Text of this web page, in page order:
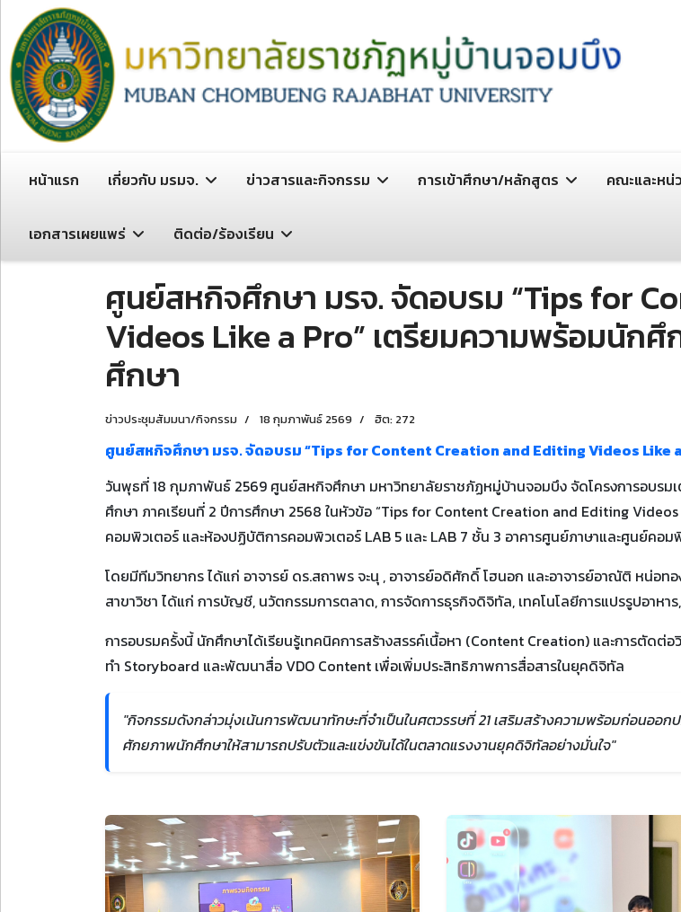
หน้าแรก เกี่ยวกับ มรมจ. ข่าวสารและกิจกรรม การเข้าศึกษา/หลักสูตร คณะและหน่
เอกสารเผยแพร่ ติดต่อ/ร้องเรียน
ศูนย์สหกิจศึกษา มรจ. จัดอบรม “Tips for
Videos Like a Pro” เตรียมความพร้อมนัก
ศึกษา
ข่าวประชุมสัมมนา/กิจกรรม 18 กุมภาพันธ์ 2569 ฮิต: 272
ศูนย์สหกิจศึกษา มรจ. จัดอบรม “Tips for Content Creation and Editing Videos
วันพุธที่ 18 กุมภาพันธ์ 2569 ศูนย์สหกิจศึกษา มหาวิทยาลัยราชภัฏหมู่บ้านจอมบึง จัดโครงการอบรม
ศึกษา ภาคเรียนที่ 2 ปีการศึกษา 2568 ในหัวข้อ “Tips for Content Creation and Editing
คอมพิวเตอร์ และห้องปฏิบัติการคอมพิวเตอร์ LAB 5 และ LAB 7 ชั้น 3 อาคารศูนย์ภาษาและศูนย์คอม
โดยมีทีมวิทยากร ได้แก่ อาจารย์ ดร.สถาพร จะนุ , อาจารย์อดิศักดิ์ โฮนอก และอาจารย์อาณัติ หน่อ
สาขาวิชา ได้แก่ การบัญชี, นวัตกรรมการตลาด, การจัดการธุรกิจดิจิทัล, เทคโนโลยีการแปรรูปอาหา
การอบรมครั้งนี้ นักศึกษาได้เรียนรู้เทคนิคการสร้างสรรค์เนื้อหา (Content Creation) และการตัดต่
ทำ Storyboard และพัฒนาสื่อ VDO Content เพื่อเพิ่มประสิทธิภาพการสื่อสารในยุคดิจิทัล
"กิจกรรมดังกล่าวมุ่งเน้นการพัฒนาทักษะที่จำเป็นในศตวรรษที่ 21 เสริมสร้างความพร้อมก่อนออ
ศักยภาพนักศึกษาให้สามารถปรับตัวและแข่งขันได้ในตลาดแรงงานยุคดิจิทัลอย่างมั่นใจ"